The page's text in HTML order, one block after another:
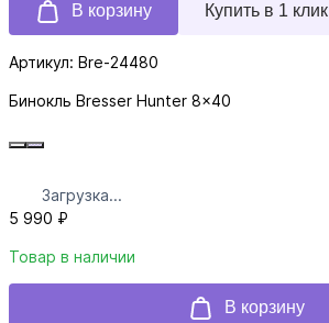
В корзину
Купить в 1 клик
Артикул: Bre-24480
Бинокль Bresser Hunter 8x40
Загрузка...
5 990 ₽
Товар в наличии
В корзину